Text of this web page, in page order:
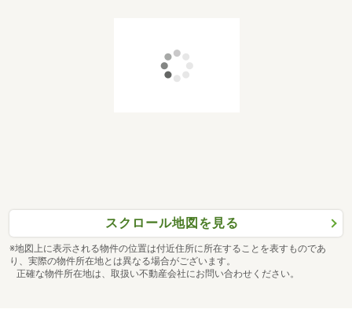
スクロール地図を見る
※地図上に表示される物件の位置は付近住所に所在することを表すものであ
り、実際の物件所在地とは異なる場合がございます。
正確な物件所在地は、取扱い不動産会社にお問い合わせください。